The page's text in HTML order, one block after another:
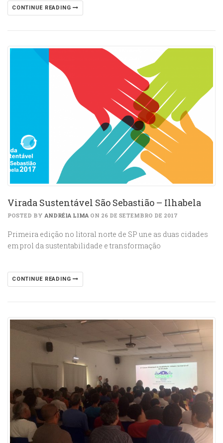
CONTINUE READING
Virada Sustentável São Sebastião – Ilhabela
POSTED BY ANDRÉIA LIMA ON 26 DE SETEMBRO DE 2017
Primeira edição no litoral norte de SP une as duas cidades
em prol da sustentabilidade e transformação
CONTINUE READING